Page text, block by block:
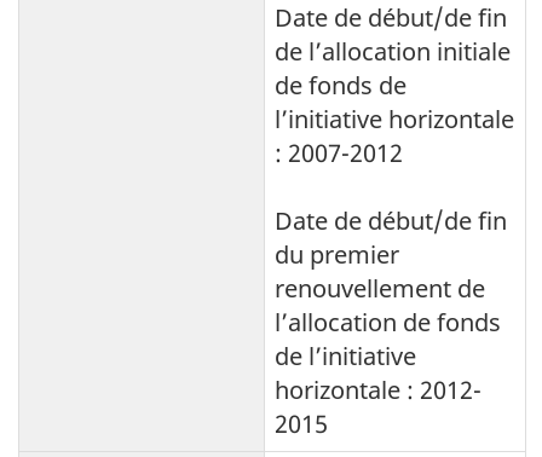
Date de début/de fin
de l’allocation initiale
de fonds de
l’initiative horizontale
: 2007-2012
Date de début/de fin
du premier
renouvellement de
l’allocation de fonds
de l’initiative
horizontale : 2012-
2015